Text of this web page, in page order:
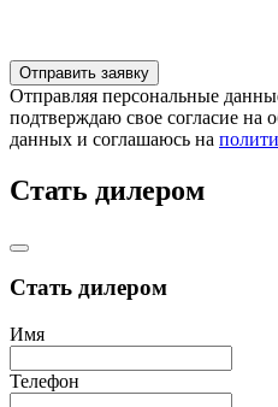
Отправляя персональные
подтверждаю свое согласие на
данных и соглашаюсь на
Стать дилером
Стать дилером
Имя
Телефон